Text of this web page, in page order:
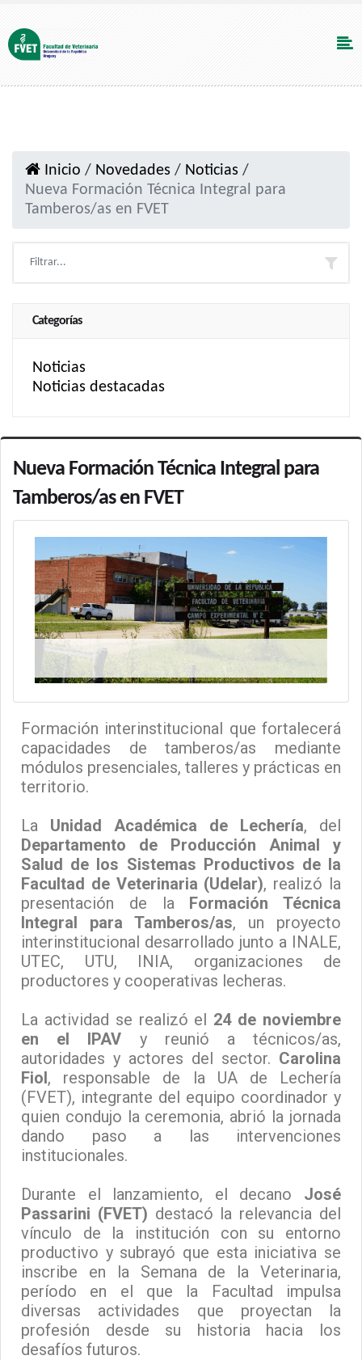
Inicio / Novedades / Noticias /
Nueva Formación Técnica Integral para
Tamberos/as en FVET
Categorías
Noticias
Noticias destacadas
Nueva Formación Técnica Integral para
Tamberos/as en FVET
Formación interinstitucional que fortalecerá
capacidades de tamberos/as mediante
módulos presenciales, talleres y prácticas en
territorio.
La Unidad Académica de Lechería, del
Departamento de Producción Animal y
Salud de los Sistemas Productivos de la
Facultad de Veterinaria (Udelar), realizó la
presentación de la Formación Técnica
Integral para Tamberos/as, un proyecto
interinstitucional desarrollado junto a INALE,
UTEC, UTU, INIA, organizaciones de
productores y cooperativas lecheras.
La actividad se realizó el 24 de noviembre
en el IPAV y reunió a técnicos/as,
autoridades y actores del sector. Carolina
Fiol, responsable de la UA de Lechería
(FVET), integrante del equipo coordinador y
quien condujo la ceremonia, abrió la jornada
dando paso a las intervenciones
institucionales.
Durante el lanzamiento, el decano José
Passarini (FVET) destacó la relevancia del
vínculo de la institución con su entorno
productivo y subrayó que esta iniciativa se
inscribe en la Semana de la Veterinaria,
período en el que la Facultad impulsa
diversas actividades que proyectan la
profesión desde su historia hacia los
desafíos futuros.